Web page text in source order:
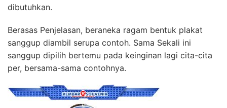
dibutuhkan.
Berasas Penjelasan, beraneka ragam bentuk plakat
sanggup diambil serupa contoh. Sama Sekali ini
sanggup dipilih bertemu pada keinginan lagi cita-cita
per, bersama-sama contohnya.